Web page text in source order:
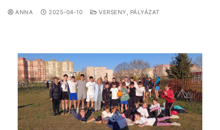
ANNA 2025-04-10 VERSENY, PÁLYÁZAT